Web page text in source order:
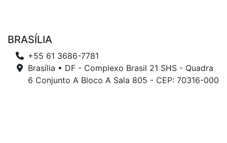
BRASÍLIA
+55 61 3686-7781
Brasília • DF - Complexo Brasil 21 SHS - Quadra
6 Conjunto A Bloco A Sala 805 - CEP: 70316-000